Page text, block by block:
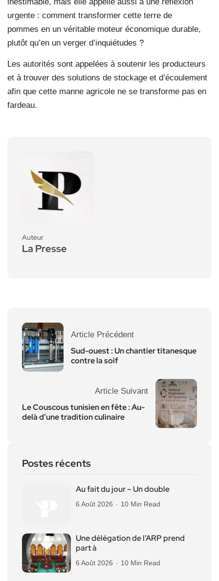
urgente : comment transformer cette terre de
pommes en un véritable moteur économique durable,
plutôt qu’en un verger d’inquiétudes ?
Les autorités sont appelées à soutenir les producteurs
et à trouver des solutions de stockage et d’écoulement
afin que cette manne agricole ne se transforme pas en
fardeau.
Auteur
La Presse
Article Précédent
Sud-ouest : Un chantier titanesque
contre la soif
Article Suivant
Le Couscous tunisien en fête : Au-
delà d’une tradition culinaire
Postes récents
Au fait du jour – Un double
6 Août 2026 10 Min Read
Une délégation de l’ARP prend
part à
6 Août 2026 10 Min Read